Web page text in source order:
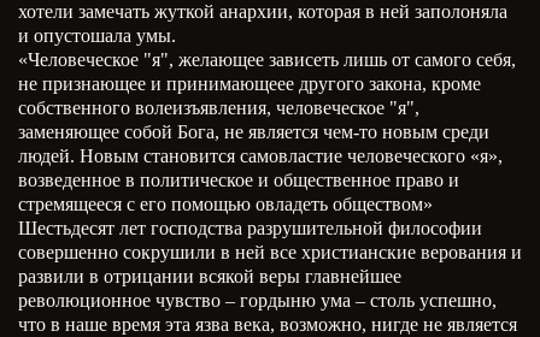
хотели замечать жуткой анархии, которая в ней заполоняла
и опустошала умы.
«Человеческое "я", желающее зависеть лишь от самого себя,
не признающее и принимающеее другого закона, кроме
собственного волеизъявления, человеческое "я",
заменяющее собой Бога, не является чем-то новым среди
людей. Новым становится самовластие человеческого «я»,
возведенное в политическое и общественное право и
стремящееся с его помощью овладеть обществом»
Шестьдесят лет господства разрушительной философии
совершенно сокрушили в ней все христианские верования и
развили в отрицании всякой веры главнейшее
революционное чувство – гордыню ума – столь успешно,
что в наше время эта язва века, возможно, нигде не является